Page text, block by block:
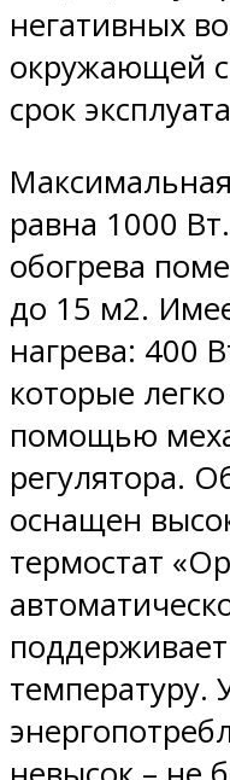
негативных
окружающей
срок
равна 1000
обогрева
до 15 м2.
нагрева: 400
которые
помощью
регулятора.
оснащен
термостат
температуру.